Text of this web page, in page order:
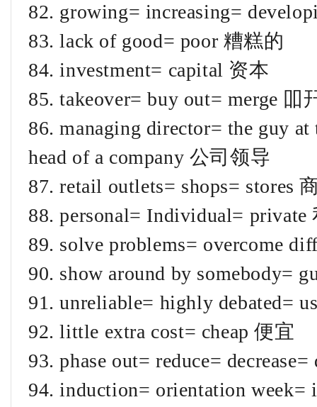
82. growing= increasing=
83. lack of good= poor 糟糕的
84. investment= capital 资本
85. takeover= buy out= merge 吅
86. managing director= the guy
head of a company 公司领导
87. retail outlets= shops= stores
88. personal= Individual= private
89. solve problems= overcome
90. show around by somebody=
91. unreliable= highly debated=
92. little extra cost= cheap 便宜
93. phase out= reduce=
94. induction= orientation